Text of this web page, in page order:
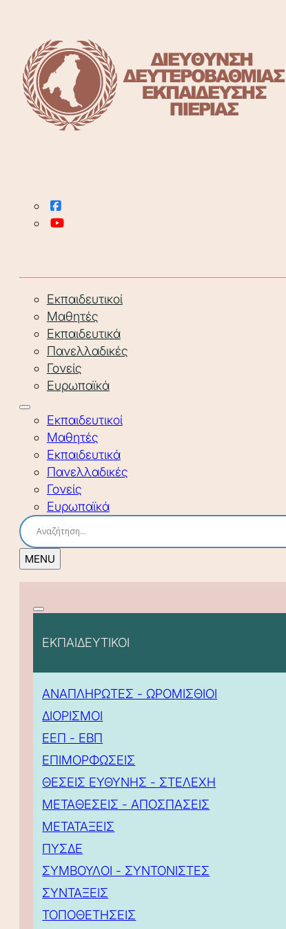
Εκπαιδευτικοί
Μαθητές
Εκπαιδευτικά
Πανελλαδικές
Γονείς
Ευρωπαϊκά
Εκπαιδευτικοί
Μαθητές
Εκπαιδευτικά
Πανελλαδικές
Γονείς
Ευρωπαϊκά
ΕΚΠΑΙΔΕΥΤΙΚΟΙ
ΑΝΑΠΛΗΡΩΤΕΣ - ΩΡΟΜΙΣΘΙΟΙ
ΔΙΟΡΙΣΜΟΙ
ΕΕΠ - ΕΒΠ
ΕΠΙΜΟΡΦΩΣΕΙΣ
ΘΕΣΕΙΣ ΕΥΘΥΝΗΣ - ΣΤΕΛΕΧΗ
ΜΕΤΑΘΕΣΕΙΣ - ΑΠΟΣΠΑΣΕΙΣ
ΜΕΤΑΤΑΞΕΙΣ
ΠΥΣΔΕ
ΣΥΜΒΟΥΛΟΙ - ΣΥΝΤΟΝΙΣΤΕΣ
ΣΥΝΤΑΞΕΙΣ
ΤΟΠΟΘΕΤΗΣΕΙΣ